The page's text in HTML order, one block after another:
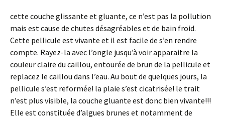
cette couche glissante et gluante, ce n’est pas la pollution
mais est cause de chutes désagréables et de bain froid.
Cette pellicule est vivante et il est facile de s’en rendre
compte. Rayez-la avec l’ongle jusqu’à voir apparaitre la
couleur claire du caillou, entourée de brun de la pellicule et
replacez le caillou dans l’eau. Au bout de quelques jours, la
pellicule s’est reformée! la plaie s’est cicatrisée! le trait
n’est plus visible, la couche gluante est donc bien vivante!!!
Elle est constituée d’algues brunes et notamment de